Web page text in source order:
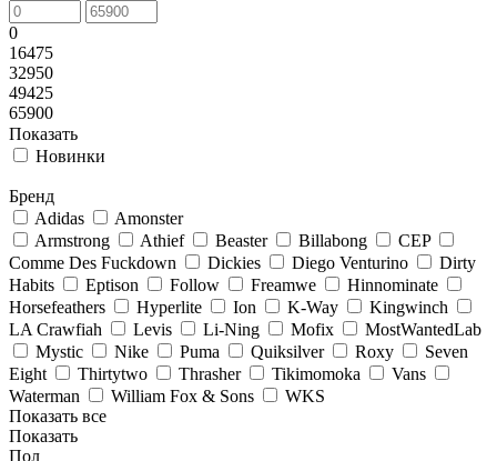
0
16475
32950
49425
65900
Показать
Новинки
Бренд
Adidas
Amonster
Armstrong
Athief Beaster Billabong
CEP
Comme Des Fuckdown
Dickies Diego Venturino
Dirty
Habits
Eptison Follow Freamwe
Hinnominate
Horsefeathers
Hyperlite Ion K-Way
Kingwinch
LA Crawfiah
Levis Li-Ning Mofix
MostWantedLab
Mystic
Nike Puma Quiksilver Roxy
Seven
Eight
Thirtytwo Thrasher Tikimomoka
Vans
Waterman
William Fox & Sons
WKS
Показать все
Показать
Пол